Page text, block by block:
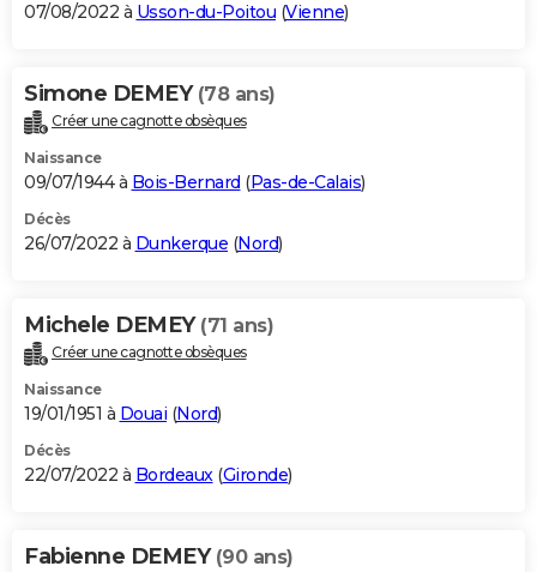
07/08/2022 à Usson-du-Poitou (Vienne)
Simone DEMEY (78 ans)
Créer une cagnotte obsèques
Naissance
09/07/1944 à Bois-Bernard (Pas-de-Calais)
Décès
26/07/2022 à Dunkerque (Nord)
Michele DEMEY (71 ans)
Créer une cagnotte obsèques
Naissance
19/01/1951 à Douai (Nord)
Décès
22/07/2022 à Bordeaux(Gironde)
Fabienne DEMEY (90 ans)